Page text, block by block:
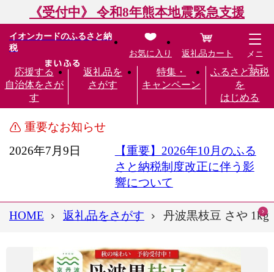
《受付中》 令和8年熊本地震緊急支援
イオンカードのふるさと納
税
応援する
自治体をさが
す
返礼品を
さがす
特集・
キャンペーン
ふるさと納税
を
はじめる
お気に入り 返礼品カート
メニ
ュー
重要なお知らせ
2026年7月9日
【重要】2026年10月のふる
さと納税制度改正に伴う影
響について
HOME 返礼品をさがす 丹波黒枝豆 さや